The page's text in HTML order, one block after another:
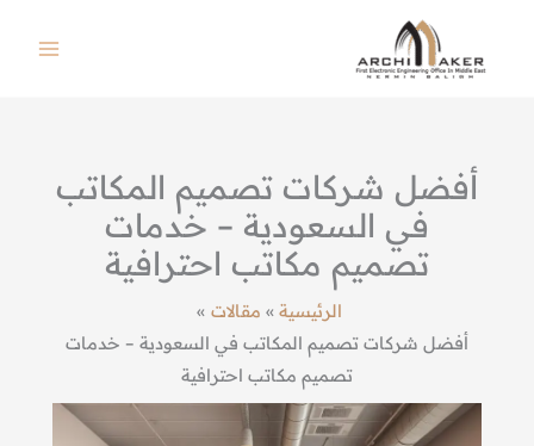
المحتوى
أفضل شركات تصميم المكاتب
في السعودية – خدمات
تصميم مكاتب احترافية
الرئيسية
مقالات
أفضل شركات تصميم المكاتب في السعودية – خدمات
تصميم مكاتب احترافية